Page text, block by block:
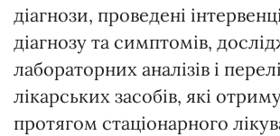
діагнози, проведені
діагнозу та симптомів,
лабораторних аналізів і
лікарських засобів, які
протягом стаціонарного